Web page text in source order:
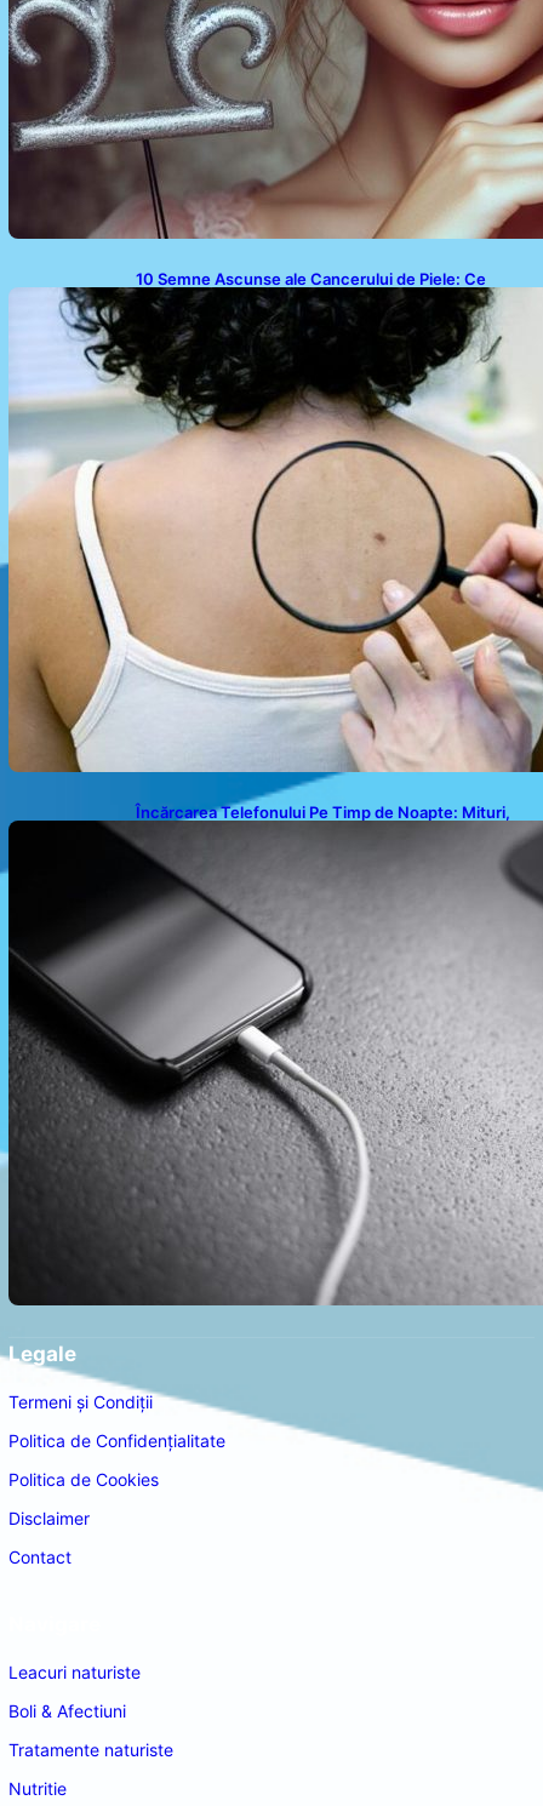
10 Semne Ascunse ale Cancerului de Piele: Ce
Trebuie să Știm pentru a Ne Proteja
Încărcarea Telefonului Pe Timp de Noapte: Mituri,
Legale
Termeni și Condiții
Politica de Confidențialitate
Politica de Cookies
Disclaimer
Contact
Leacuri naturiste
Boli & Afectiuni
Tratamente naturiste
Nutritie